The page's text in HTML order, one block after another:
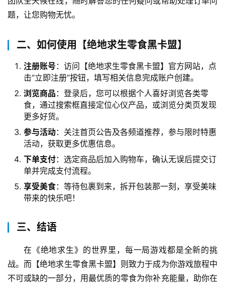
题，让您购物无忧。
二、如何使用【绝地求生零食黑卡盟】
注册账号 ：访问【绝地求生零食黑卡盟】官方网站，点
击“立即注册”按钮，填写相关信息完成账户创建。
浏览商品 ：登录后，您可以根据个人喜好浏览各类零
食，通过搜索框直接定位心仪产品，或浏览分类页发现
更多好货。
参与活动：关注首页公告及各频道推荐，参与限时特惠
活动，获取更多优惠信息。
下单支付：选定商品后加入购物车，确认无误后提交订
单并完成支付流程。
享受美食：等待包裹到来，拆开包装那一刻，享受美味
带来的快乐吧！
三、结语
在《绝地求生》的世界里，每一局游戏都是全新的挑
战。而【绝地求生零食黑卡盟】则致力于成为你游戏旅程中
不可或缺的一部分，用最优质的零食为你补充能量，助你在